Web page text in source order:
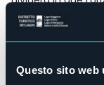
Questo sito web
Butterfly è la
realtà e illusione,